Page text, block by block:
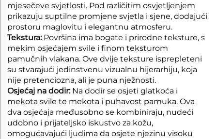
mjesečeve svjetlosti. Pod različitim osvjetljenjem
prikazuju suptilne promjene svjetla i sjene, dodajući
prostoru maglovitu i elegantnu atmosferu.
Tekstura: Površina ima bogate i prirodne teksture, s
mekim osjećajem svile i finom teksturom
pamučnih vlakana. Ove dvije teksture isprepleteni
su stvarajući jedinstvenu vizualnu hijerarhiju, koja
nije pretenciozna, ali je puna nježnosti.
Osjećaj na dodir: Na dodir se osjeti glatkoća i
mekota svile te mekota i puhavost pamuka. Ova
dva osjećaja međusobno se kombiniraju, nudeći
udobno i prijateljsko iskustvo za kožu,
omogućavajući ljudima da osjete njezinu visoku